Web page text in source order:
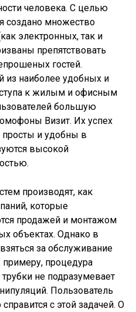
человека. С целью
создано множество
электронных, так и
препятствовать
гостей.
наиболее удобных и
к жилым и офисным
большую
Визит. Их успех
просты и удобны в
высокой
производят, как
которые
продажей и монтажом
объектах. Однако в
за обслуживание
примеру, процедура
не подразумевает
Пользователь
с этой задачей. О